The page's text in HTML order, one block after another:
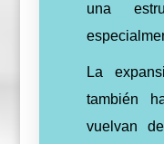
una
La
también
vuelvan